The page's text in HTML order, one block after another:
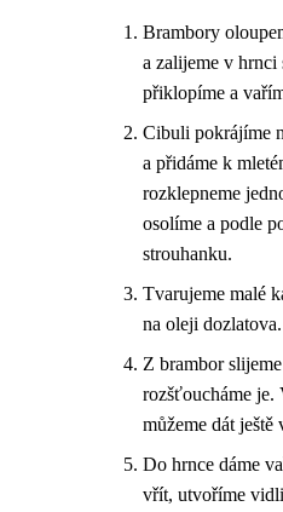
Brambory
a zalijeme v hrnci
přiklopíme a
Cibuli pokrájíme
a přidáme k
rozklepneme
osolíme a podle
strouhanku.
Tvarujeme malé
na oleji dozlatova.
Z brambor
rozšťoucháme je.
můžeme dát ještě
Do hrnce dáme
vřít, utvoříme